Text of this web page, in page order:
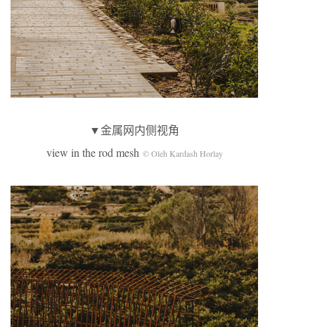
▼金属网内侧视角
view in the rod mesh © Oleh Kardash Horlay